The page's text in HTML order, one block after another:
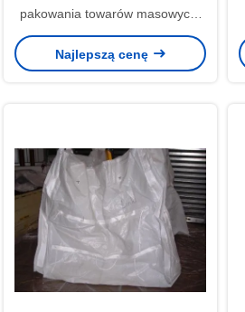
pakowania towarów masowych,
500 kg - 3000 kg SWL
Najlepszą cenę